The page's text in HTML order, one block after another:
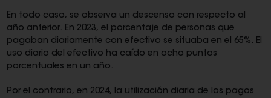
En todo caso, se observa un descenso con respecto al
año anterior. En 2023, el porcentaje de personas que
pagaban diariamente con efectivo se situaba en el 65%. El
uso diario del efectivo ha caído en ocho puntos
porcentuales en un año.
Por el contrario, en 2024, la utilización diaria de los pagos